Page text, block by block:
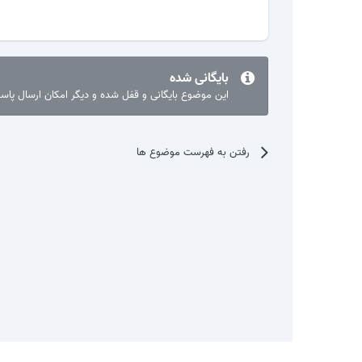
بایگانی شده
این موضوع بایگانی و قفل شده و دیگر امکان ارسال
رفتن به فهرست موضوع ها